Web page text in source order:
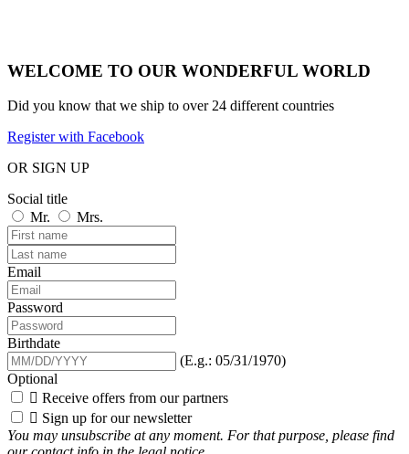
WELCOME TO OUR WONDERFUL WORLD
Did you know that we ship to over 24 different countries
Register with Facebook
OR SIGN UP
Social title
Mr.
Mrs.
Email
Password
Birthdate
(E.g.: 05/31/1970)
Optional
 Receive offers from our partners
 Sign up for our newsletter
You may unsubscribe at any moment. For that purpose, please find